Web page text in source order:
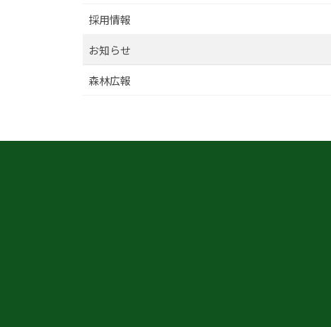
ー
シ
ョ
ン
採用情報
お知らせ
森林広報